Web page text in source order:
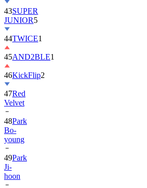
43SUPER
JUNIOR5
44TWICE1
45AND2BLE1
46KickFlip2
47Red
Velvet
48Park
Bo-
young
49Park
Ji-
hoon